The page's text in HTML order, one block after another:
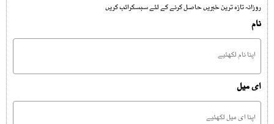
روزانہ تازہ ترین خبریں حاصل کرنے کے لئے سبسکرائب کریں
نام
ای میل